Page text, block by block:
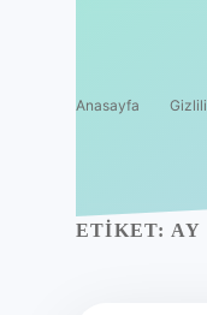
Anasayfa
ETIKET: AY